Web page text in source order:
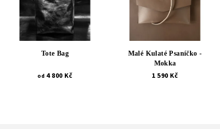
Tote Bag
od 4 800 Kč
Malé Kulaté Psaníčko -
Mokka
1 590 Kč